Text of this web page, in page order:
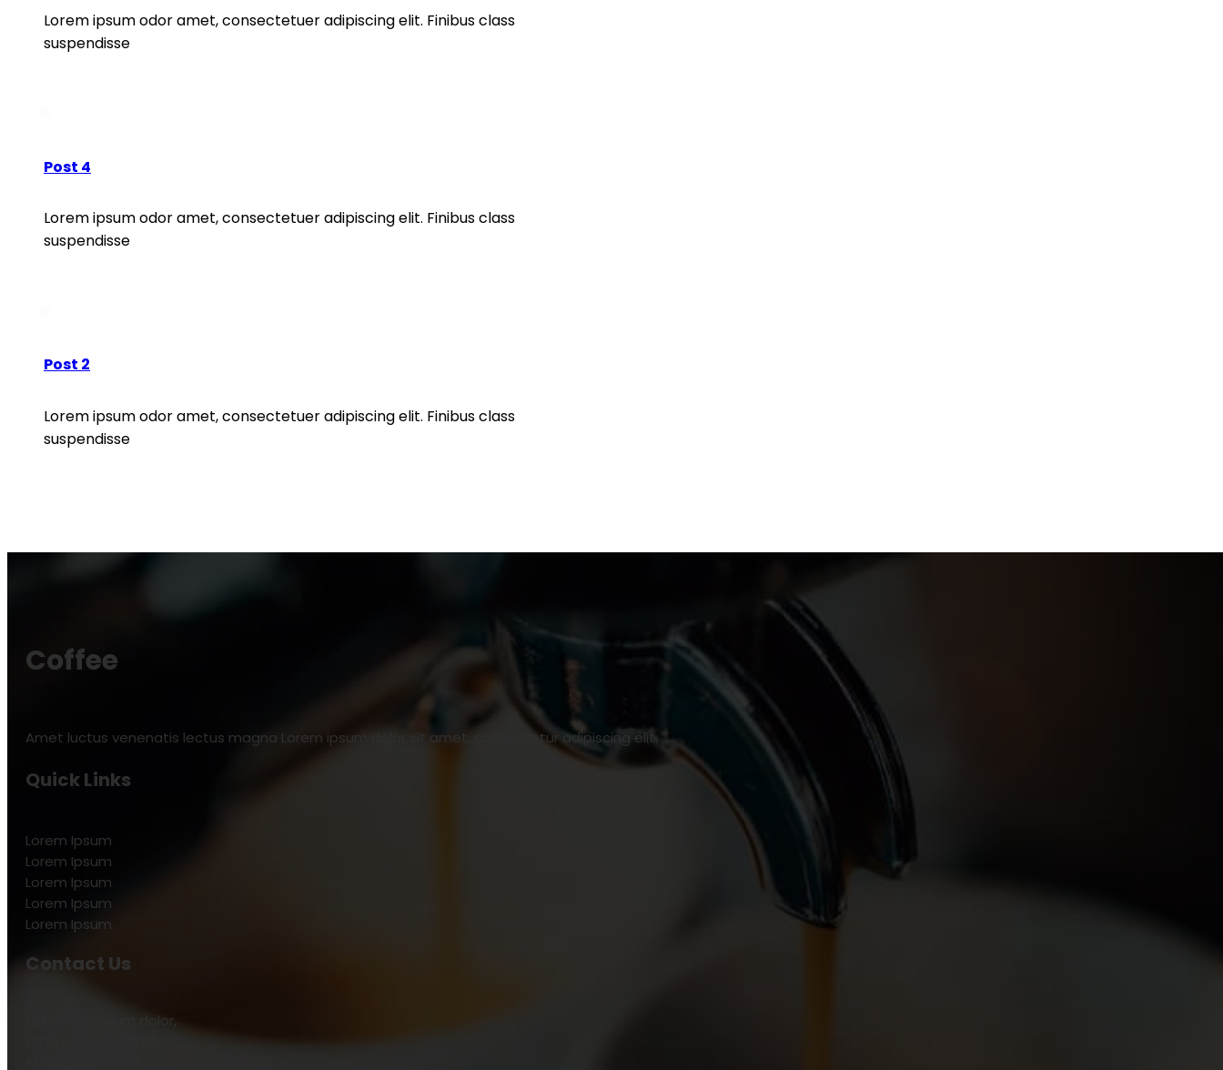
Lorem ipsum odor amet, consectetuer adipiscing elit. Finibus class
suspendisse
Post 4
Lorem ipsum odor amet, consectetuer adipiscing elit. Finibus class
suspendisse
Post 2
Lorem ipsum odor amet, consectetuer adipiscing elit. Finibus class
suspendisse
Coffee
Amet luctus venenatis lectus magna Lorem ipsum dolor sit amet, consectetur adipiscing elit.
Quick Links
Lorem Ipsum
Lorem Ipsum
Lorem Ipsum
Lorem Ipsum
Lorem Ipsum
Contact Us
123 Lorem ipsum dolor,